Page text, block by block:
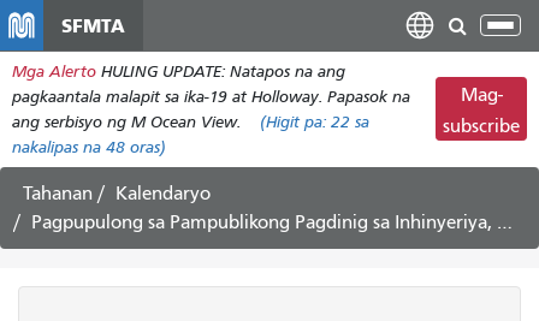
pangunahing
nilalaman
SFMTA
I-
ang
Mga Alerto HULING UPDATE: Natapos na ang
pagkaantala malapit sa ika-19 at Holloway. Papasok na
ang serbisyo ng M Ocean View.
(Higit pa: 22 sa
nakalipas na 48 oras)
Mag-
subscribe
Tahanan
Kalendaryo
Pagpupulong sa Pampublikong Pagdinig sa Inhinyeriya, Setyembre 22, 2023